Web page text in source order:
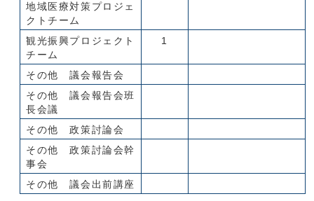
地域医療対策プロジェ
クトチーム
観光振興プロジェクト
チーム
1
その他 議会報告会
その他 議会報告会班
長会議
その他 政策討論会
その他 政策討論会幹
事会
その他 議会出前講座